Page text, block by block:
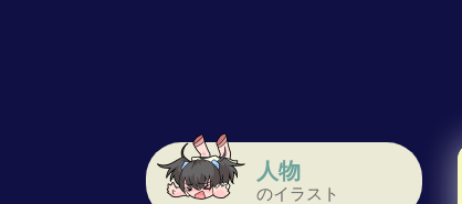
人物
のイラスト